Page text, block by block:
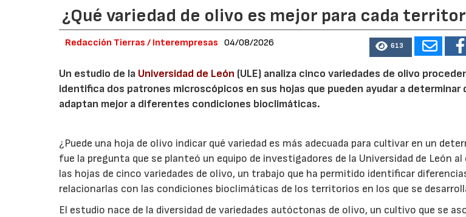
¿Qué variedad de olivo es mejor para cada
Redacción Tierras / Interempresas 04/08/2026 613
Un estudio de la Universidad de León (ULE) analiza cinco variedades de olivo
identifica dos patrones microscópicos en sus hojas que pueden ayudar a determinar
adaptan mejor a diferentes condiciones bioclimáticas.
¿Puede una hoja de olivo indicar qué variedad es más adecuada para cultivar en un
fue la pregunta que se planteó un equipo de investigadores de la Universidad de León
las hojas de cinco variedades de olivo, un trabajo que ha permitido identificar
relacionarlas con las condiciones bioclimáticas de los territorios en los que se
El estudio nace de la diversidad de variedades autóctonas de olivo, un cultivo que se
23/07/2026